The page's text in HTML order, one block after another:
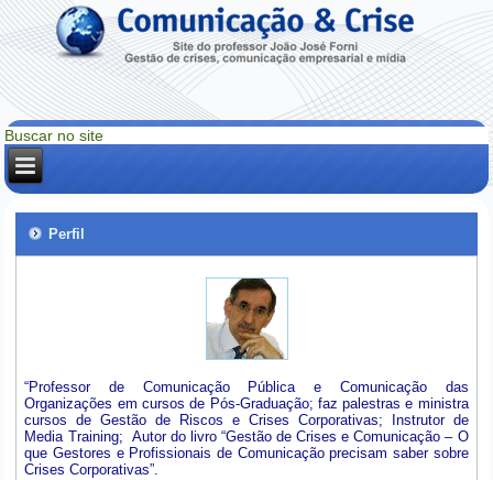
Perfil
“Professor de Comunicação Pública e Comunicação das
Organizações em cursos de Pós-Graduação; faz palestras e ministra
cursos de Gestão de Riscos e Crises Corporativas; Instrutor de
Media Training; Autor do livro “Gestão de Crises e Comunicação – O
que Gestores e Profissionais de Comunicação precisam saber sobre
Crises Corporativas”.